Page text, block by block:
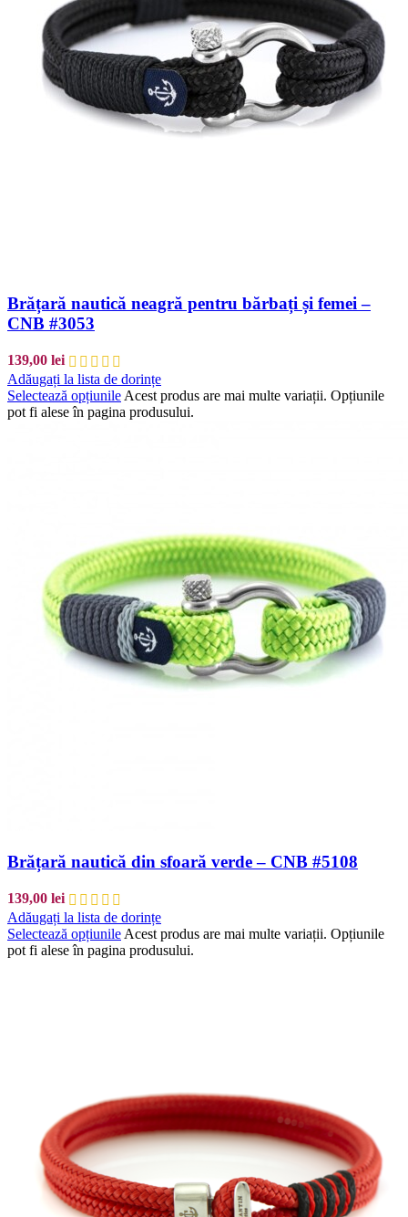
Brățară nautică neagră pentru bărbați și femei –
CNB #3053
139,00 lei
Adăugați la lista de dorințe
Selectează opțiunile Acest produs are mai multe variații. Opțiunile
pot fi alese în pagina produsului.
Brățară nautică din sfoară verde – CNB #5108
139,00 lei
Adăugați la lista de dorințe
Selectează opțiunile Acest produs are mai multe variații. Opțiunile
pot fi alese în pagina produsului.